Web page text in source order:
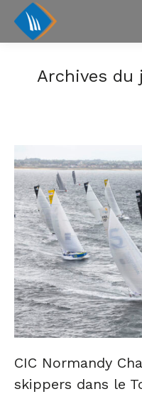
Archives du
CIC Normandy
skippers dans le